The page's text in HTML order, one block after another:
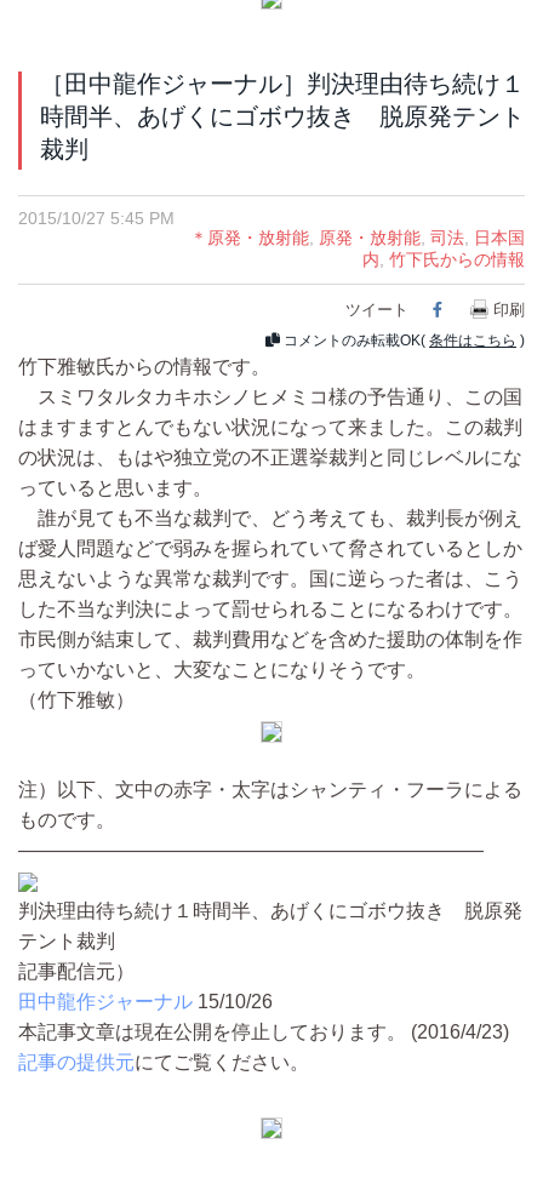
［田中龍作ジャーナル］判決理由待ち続け１
時間半、あげくにゴボウ抜き 脱原発テント
裁判
2015/10/27 5:45 PM
＊原発・放射能
原発・放射能 司法
日本国
内 竹下氏からの情報
ツイート Facebook
印刷
コメントのみ転載OK( 条件はこちら )
竹下雅敏氏からの情報です。
スミワタルタカキホシノヒメミコ様の予告通り、この国
はますますとんでもない状況になって来ました。この裁判
の状況は、もはや独立党の不正選挙裁判と同じレベルにな
っていると思います。
誰が見ても不当な裁判で、どう考えても、裁判長が例え
ば愛人問題などで弱みを握られていて脅されているとしか
思えないような異常な裁判です。国に逆らった者は、こう
した不当な判決によって罰せられることになるわけです。
市民側が結束して、裁判費用などを含めた援助の体制を作
っていかないと、大変なことになりそうです。
（竹下雅敏）
注）以下、文中の赤字・太字はシャンティ・フーラによる
ものです。
――――――――――――――――――――――――
判決理由待ち続け１時間半、あげくにゴボウ抜き 脱原発
テント裁判
記事配信元）
田中龍作ジャーナル 15/10/26
本記事文章は現在公開を停止しております。 (2016/4/23)
記事の提供元にてご覧ください。